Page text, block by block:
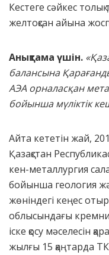
Кестеге сәйкес
желтоқсан айына
Анықтама үшін.
балансына
АЭА орналасқан
бойынша мүліктік
Айта кететін жай,
Қазақстан
кен-металлургия
бойынша геология
жөніндегі кеңес
облысындағы кремний
іске қосу мәселесін
жылғы 15 қаңтарда